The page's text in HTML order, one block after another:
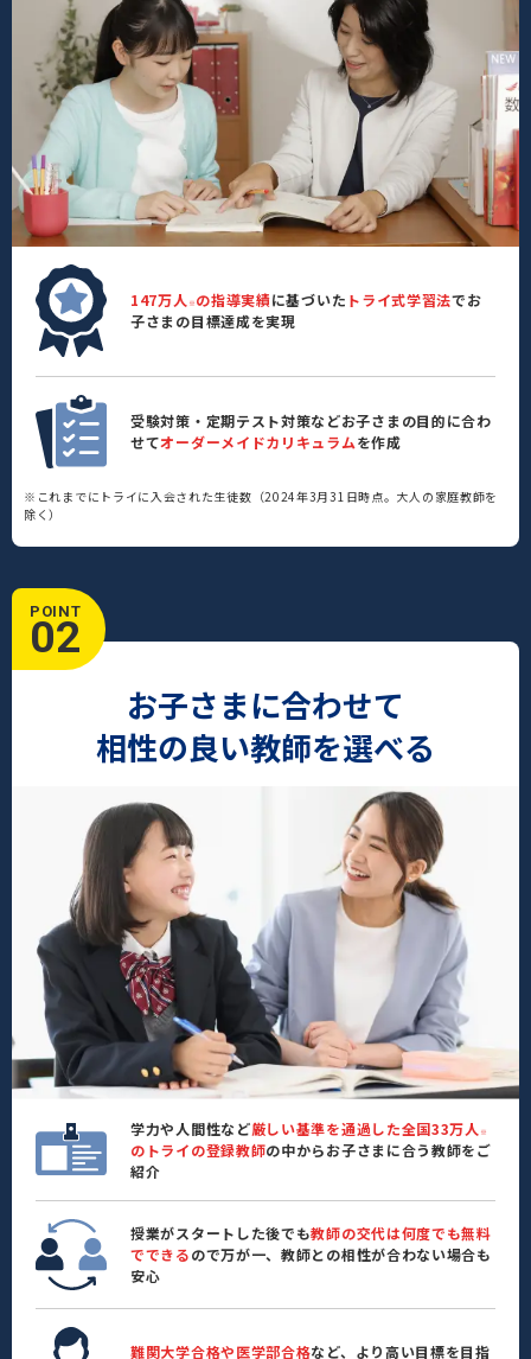
147万人 ※ の指導実績に基づいた トライ式学習法でお
子さまの目標達成を実現
受験対策・定期テスト対策などお子さまの目的に合わ
せてオーダーメイドカリキュラムを作成
※これまでにトライに入会された生徒数（2024年3月31日時点。大人の家庭教師を
除く）
POINT
02
お子さまに合わせて
相性の良い教師を選べる
学力や人間性など厳しい基準を通過した全国33万人 ※
のトライの登録教師の中からお子さまに合う教師をご
紹介
授業がスタートした後でも教師の交代は何度でも無料
でできるので万が一、教師との相性が合わない場合も
安心
難関大学合格や医学部合格など、より高い目標を目指